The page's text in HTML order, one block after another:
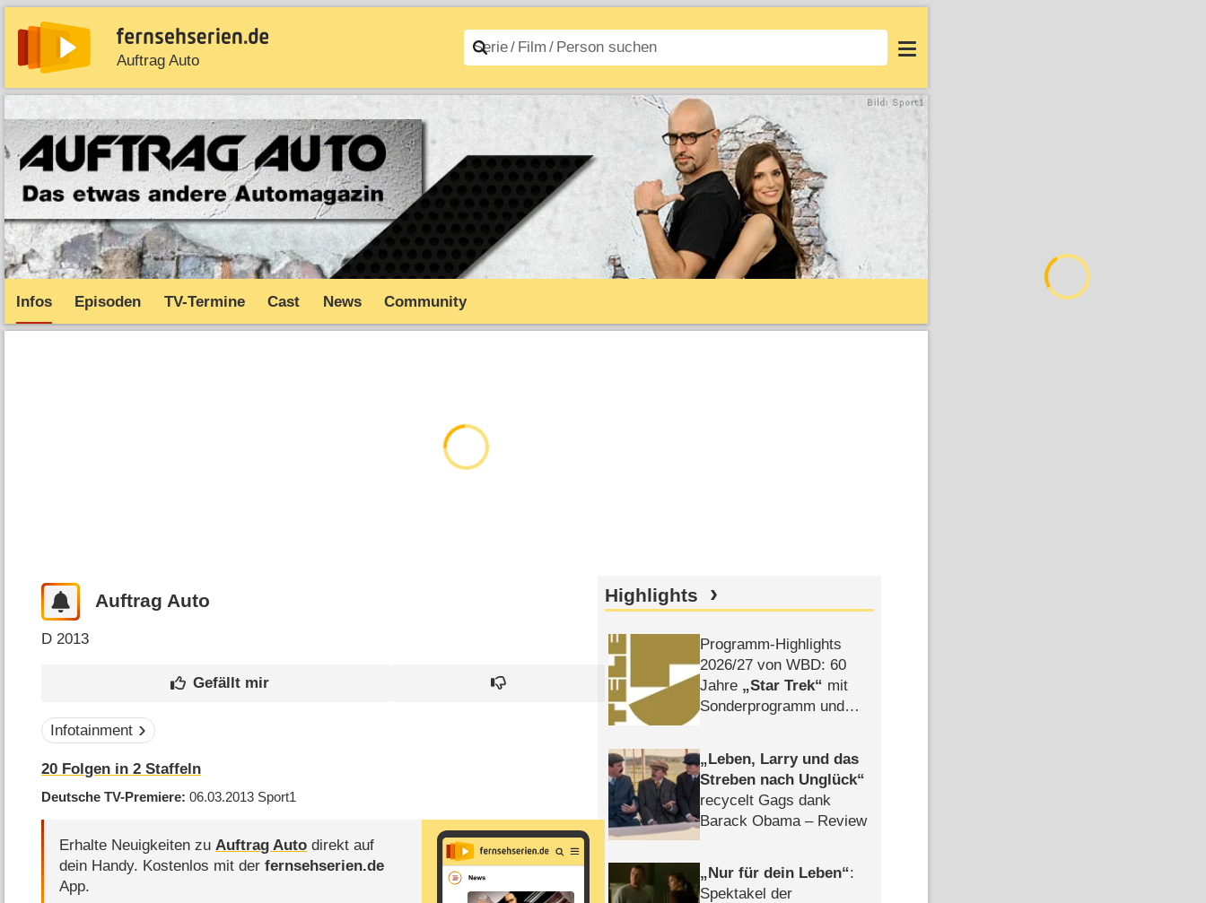
Auftrag Auto
News Entdecken Streaming Filme A–Z Login
Infos Episoden TV-Termine Cast News Community
Auftrag Auto
D 2013
Infotainment
20 Folgen in2 Staffeln
Deutsche TV-Premiere 06.03.2013 Sport1
Erhalte Neuigkeiten zuAuftrag Auto direkt auf
dein Handy. Kostenlos mit derfernsehserien.de
App.
Highlights
Programm-Highlights
2026/​27 von WBD: 60
Jahre
Star Trek
mit
Sonderprogramm und
Leben, Larry und das
Streben nach Unglück
recycelt Gags dank
Barack Obama – Review
Nur für dein Leben :
Spektakel der